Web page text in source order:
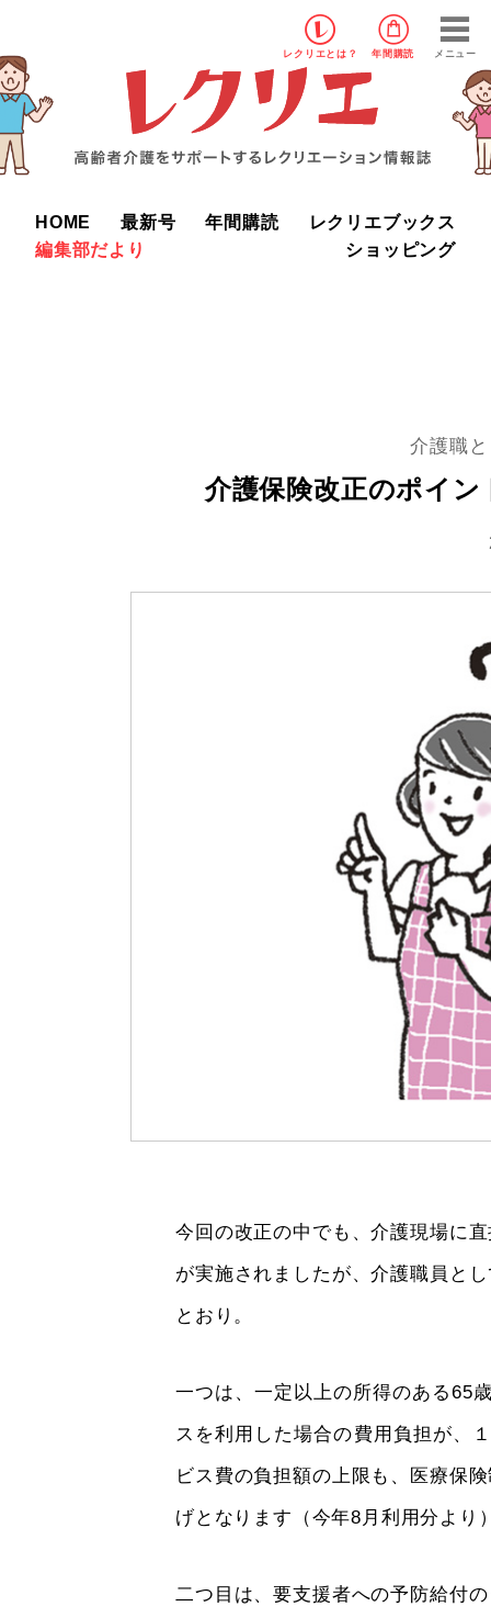
レクリエ とは？ 年間購読 メニュー
HOME 最新号 年間購読
レクリエブックス
編集部だより
ショッピング
介護職
介護保険改正のポイ
今回の改正の中でも、介護現場に
が実施されましたが、介護職員と
とおり。
一つは、一定以上の所得のある65
スを利用した場合の費用負担が、
ビス費の負担額の上限も、医療保
げとなります（今年8月利用分より
二つ目は、要支援者への予防給付